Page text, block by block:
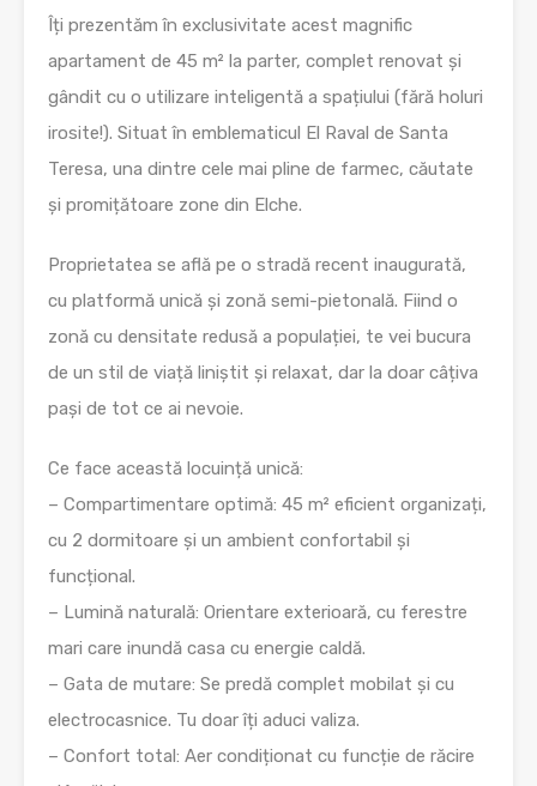
Îți prezentăm în exclusivitate acest magnific
apartament de 45 m² la parter, complet renovat și
gândit cu o utilizare inteligentă a spațiului (fără holuri
irosite!). Situat în emblematicul El Raval de Santa
Teresa, una dintre cele mai pline de farmec, căutate
și promițătoare zone din Elche.
Proprietatea se află pe o stradă recent inaugurată,
cu platformă unică și zonă semi-pietonală. Fiind o
zonă cu densitate redusă a populației, te vei bucura
de un stil de viață liniștit și relaxat, dar la doar câțiva
pași de tot ce ai nevoie.
Ce face această locuință unică:
– Compartimentare optimă: 45 m² eficient organizați,
cu 2 dormitoare și un ambient confortabil și
funcțional.
– Lumină naturală: Orientare exterioară, cu ferestre
mari care inundă casa cu energie caldă.
– Gata de mutare: Se predă complet mobilat și cu
electrocasnice. Tu doar îți aduci valiza.
– Confort total: Aer condiționat cu funcție de răcire